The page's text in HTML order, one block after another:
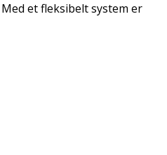
et fleksibelt system er